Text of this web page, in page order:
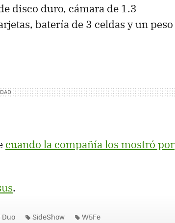
disco duro, cámara de 1.3
batería de 3 celdas y un peso
cuando la compañía los mostró por
.
Duo SideShow W5Fe